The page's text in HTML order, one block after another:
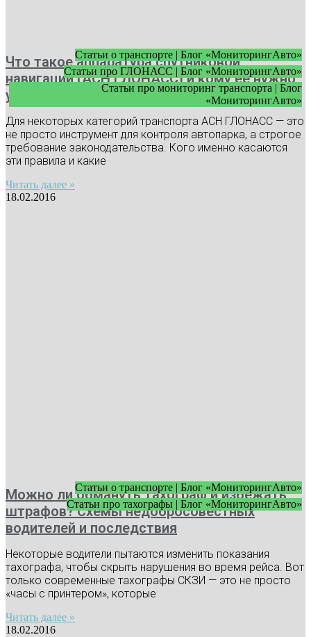
Статьи о транспорте | Блог «МониторингАвто»
Статьи про ГЛОНАСС | Блог «МониторингАвто»
Статьи про мониторинг транспорта | Блог
«МониторингАвто»
Что такое аппаратура спутниковой
навигации (АСН ГЛОНАСС) и кому ее нужно
устанавливать
Для некоторых категорий транспорта АСН ГЛОНАСС — это
не просто инструмент для контроля автопарка, а строгое
требование законодательства. Кого именно касаются
эти правила и какие
Читать далее »
18.02.2016
Статьи о транспорте | Блог «МониторингАвто»
Статьи про тахографы | Блог «МониторингАвто»
Можно ли обмануть тахограф и избежать
штрафов? Схемы недобросовестных
водителей и последствия
Некоторые водители пытаются изменить показания
тахографа, чтобы скрыть нарушения во время рейса. Вот
только современные тахографы СКЗИ — это не просто
«часы с принтером», которые
Читать далее »
18.02.2016